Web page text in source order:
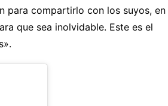
para compartirlo con los suyos, en
que sea inolvidable. Este es el